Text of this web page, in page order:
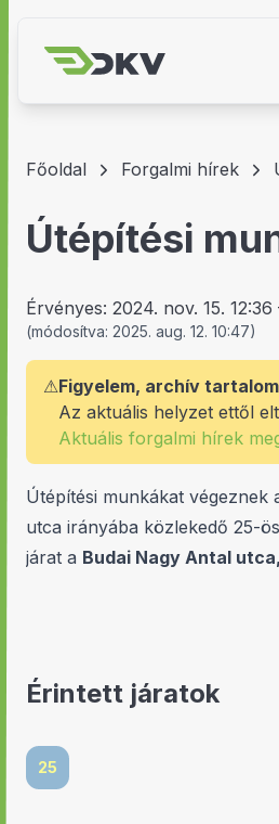
Főoldal Forgalmi hírek
Útépítési
Érvényes: 2024. nov. 15. 12:36
(módosítva: 2025. aug. 12. 10:47)
⚠Figyelem, archív
Az aktuális helyzet ettől
Aktuális forgalmi hírek
Útépítési munkákat végeznek
utca irányába közlekedő 25-
járat a Budai Nagy Antal
Érintett járatok
25